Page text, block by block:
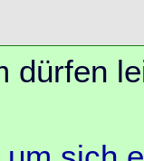
dürfen